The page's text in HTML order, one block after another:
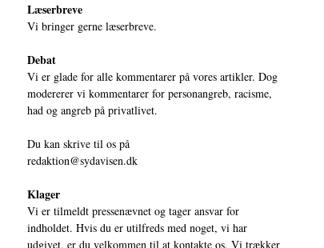
Læserbreve
Vi bringer gerne læserbreve.
Debat
Vi er glade for alle kommentarer på vores artikler. Dog
modererer vi kommentarer for personangreb, racisme,
had og angreb på privatlivet.
Du kan skrive til os på
redaktion@sydavisen.dk
Klager
Vi er tilmeldt pressenævnet og tager ansvar for
indholdet. Hvis du er utilfreds med noget, vi har
udgivet, er du velkommen til at kontakte os. Vi trækker